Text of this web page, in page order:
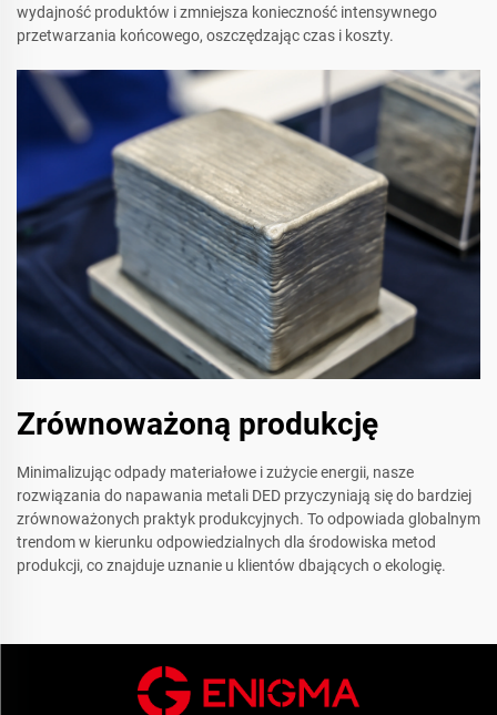
wydajność produktów i zmniejsza konieczność intensywnego
przetwarzania końcowego, oszczędzając czas i koszty.
Zrównoważoną produkcję
Minimalizując odpady materiałowe i zużycie energii, nasze
rozwiązania do napawania metali DED przyczyniają się do bardziej
zrównoważonych praktyk produkcyjnych. To odpowiada globalnym
trendom w kierunku odpowiedzialnych dla środowiska metod
produkcji, co znajduje uznanie u klientów dbających o ekologię.